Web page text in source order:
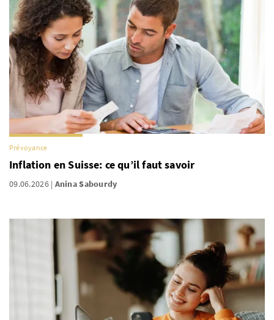
Prévoyance
Inflation en Suisse: ce qu’il faut savoir
09.06.2026 Anina Sabourdy